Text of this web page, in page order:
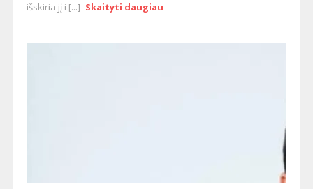
išskiria jį i [...] Skaityti daugiau